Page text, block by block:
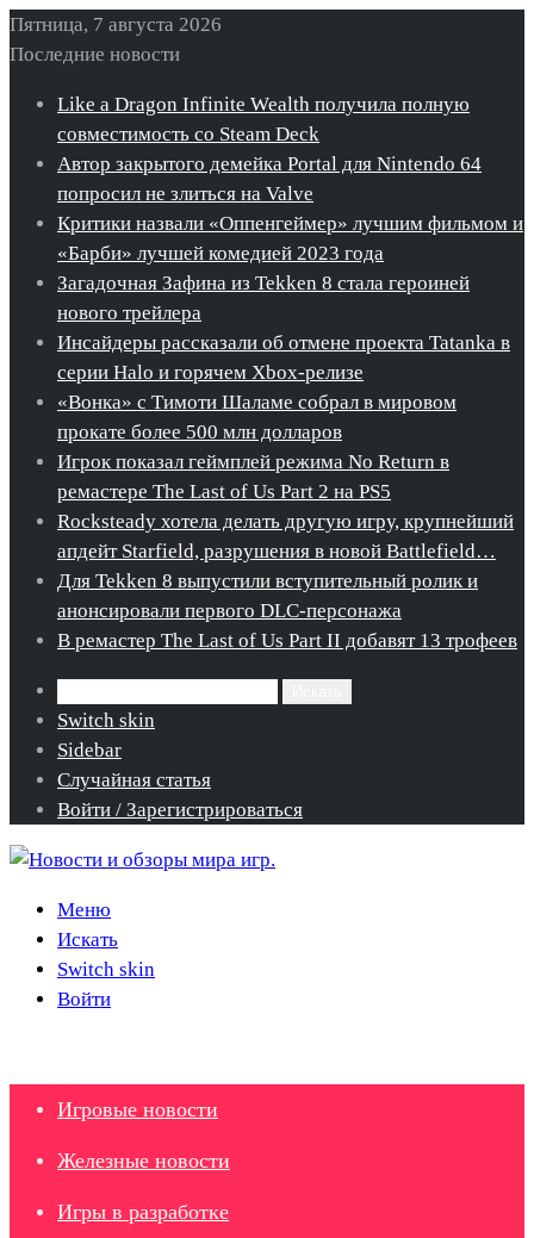
Пятница, 7 августа 2026
Последние новости
Like a Dragon Infinite Wealth получила полную
совместимость со Steam Deck
Автор закрытого демейка Portal для Nintendo 64
попросил не злиться на Valve
Критики назвали «Оппенгеймер» лучшим фильмом и
«Барби» лучшей комедией 2023 года
Загадочная Зафина из Tekken 8 стала героиней
нового трейлера
Инсайдеры рассказали об отмене проекта Tatanka в
серии Halo и горячем Xbox-релизе
«Вонка» с Тимоти Шаламе собрал в мировом
прокате более 500 млн долларов
Игрок показал геймплей режима No Return в
ремастере The Last of Us Part 2 на PS5
Rocksteady хотела делать другую игру, крупнейший
апдейт Starfield, разрушения в новой Battlefield…
Для Tekken 8 выпустили вступительный ролик и
анонсировали первого DLC-персонажа
В ремастер The Last of Us Part II добавят 13 трофеев
Switch skin
Sidebar
Случайная статья
Войти / Зарегистрироваться
Меню
Искать
Switch skin
Войти
Игровые новости
Железные новости
Игры в разработке